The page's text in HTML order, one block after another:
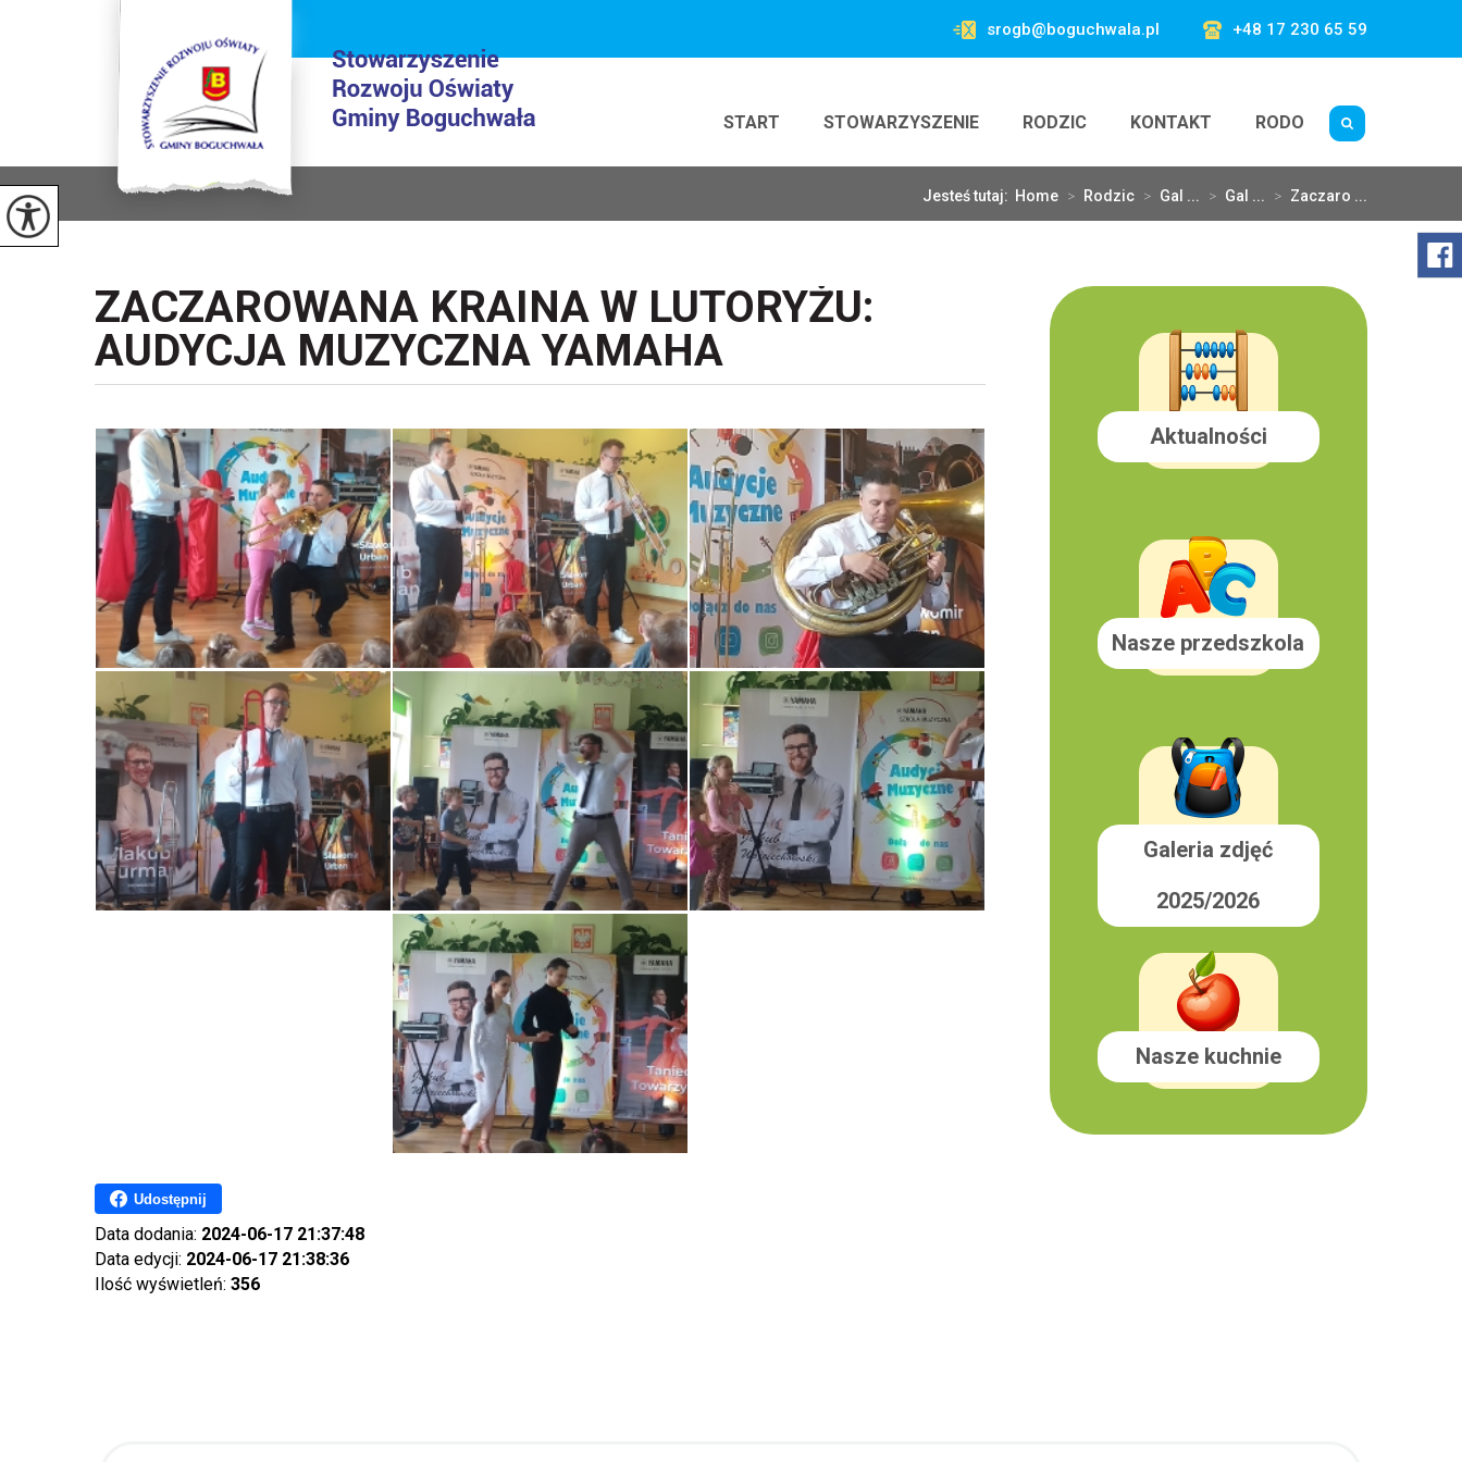
srogb@boguchwala.pl +48 17 230 65 59
START STOWARZYSZENIE RODZIC KONTAKT RODO
Jesteś tutaj: Home > Rodzic > Gal ... > Gal ... > Zaczaro ...
ZACZAROWANA KRAINA W LUTORYŻU:
AUDYCJA MUZYCZNA YAMAHA
Udostępnij
Data dodania: 2024-06-17 21:37:48
Data edycji: 2024-06-17 21:38:36
Ilość wyświetleń: 356
Aktualności
Nasze przedszkola
Galeria zdjęć
2025/2026
Nasze kuchnie